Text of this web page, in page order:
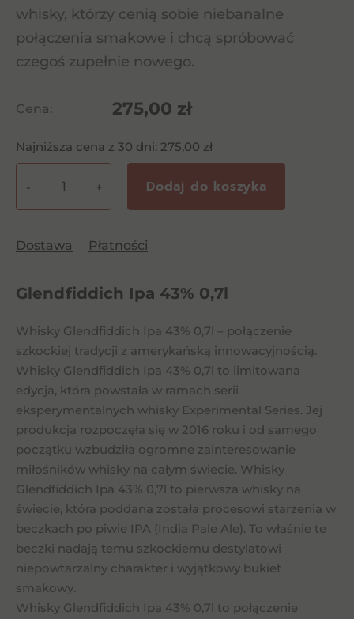
whisky, którzy cenią sobie niebanalne
połączenia smakowe i chcą spróbować
czegoś zupełnie nowego.
Cena: 275,00 zł
Najniższa cena z 30 dni: 275,00 zł
Glendfiddich
43%
- + Dodaj do koszyka
Dostawa Płatności
Glendfiddich Ipa 43% 0,7l
Whisky Glendfiddich Ipa 43% 0,7l – połączenie
szkockiej tradycji z amerykańską innowacyjnością.
Whisky Glendfiddich Ipa 43% 0,7l to limitowana
edycja, która powstała w ramach serii
eksperymentalnych whisky Experimental Series. Jej
produkcja rozpoczęła się w 2016 roku i od samego
początku wzbudziła ogromne zainteresowanie
miłośników whisky na całym świecie. Whisky
Glendfiddich Ipa 43% 0,7l to pierwsza whisky na
świecie, która poddana została procesowi starzenia w
beczkach po piwie IPA (India Pale Ale). To właśnie te
beczki nadają temu szkockiemu destylatowi
niepowtarzalny charakter i wyjątkowy bukiet
smakowy.
Whisky Glendfiddich Ipa 43% 0,7l to połączenie